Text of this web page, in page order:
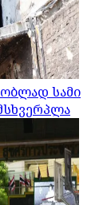
სამი